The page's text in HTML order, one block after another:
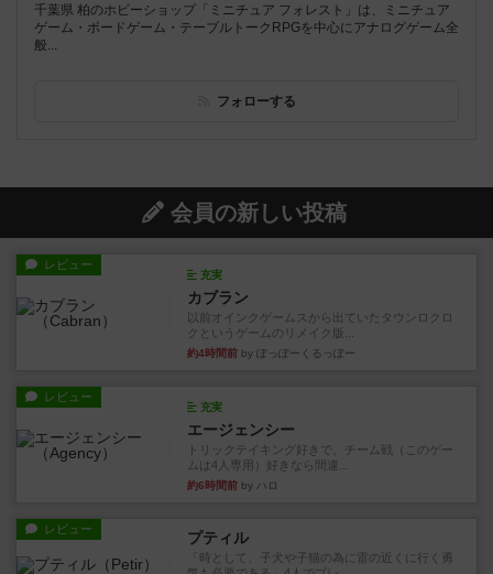
千葉県 柏のホビーショップ「ミニチュア フォレスト」は、ミニチュア
ゲーム・ボードゲーム・テーブルトークRPGを中心にアナログゲーム全
般...
フォローする
会員の新しい投稿
レビュー
充実
カブラン
以前オインクゲームスから出ていたタウンロクロ
クというゲームのリメイク版...
約4時間前 by ぽっぽーくるっぽー
レビュー
充実
エージェンシー
トリックテイキング好きで、チーム戦（このゲー
ムは4人専用）好きなら間違...
約6時間前 by ハロ
レビュー プティル
「時として、子犬や子猫の為に雷の近くに行く勇